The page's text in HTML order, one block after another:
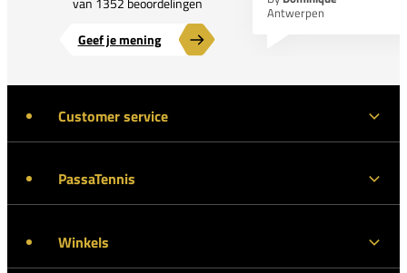
Geef je mening
Antwerpen
Customer service
PassaTennis
Winkels